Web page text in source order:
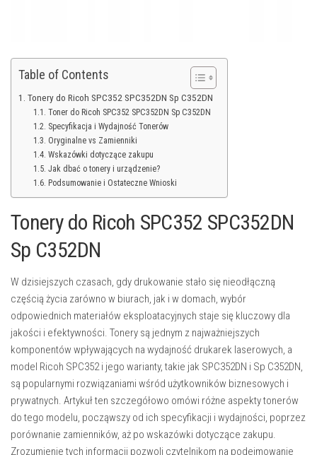
Table of Contents
Tonery do Ricoh SPC352 SPC352DN Sp C352DN
Toner do Ricoh SPC352 SPC352DN Sp C352DN
Specyfikacja i Wydajność Tonerów
Oryginalne vs Zamienniki
Wskazówki dotyczące zakupu
Jak dbać o tonery i urządzenie?
Podsumowanie i Ostateczne Wnioski
Tonery do Ricoh SPC352 SPC352DN
Sp C352DN
W dzisiejszych czasach, gdy drukowanie stało się nieodłączną
częścią życia zarówno w biurach, jak i w domach, wybór
odpowiednich materiałów eksploatacyjnych staje się kluczowy dla
jakości i efektywności. Tonery są jednym z najważniejszych
komponentów wpływających na wydajność drukarek laserowych, a
model Ricoh SPC352 i jego warianty, takie jak SPC352DN i Sp C352DN,
są popularnymi rozwiązaniami wśród użytkowników biznesowych i
prywatnych. Artykuł ten szczegółowo omówi różne aspekty tonerów
do tego modelu, począwszy od ich specyfikacji i wydajności, poprzez
porównanie zamienników, aż po wskazówki dotyczące zakupu.
Zrozumienie tych informacji pozwoli czytelnikom na podejmowanie